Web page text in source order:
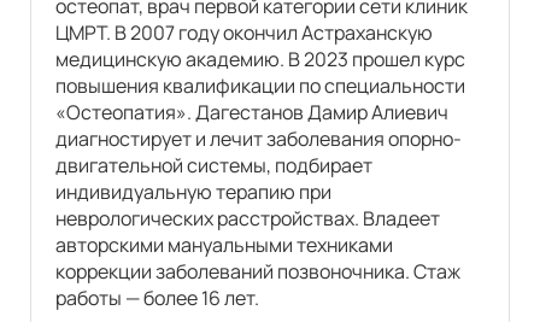
остеопат, врач первой категории сети клиник
ЦМРТ. В 2007 году окончил Астраханскую
медицинскую академию. В 2023 прошел курс
повышения квалификации по специальности
«Остеопатия». Дагестанов Дамир Алиевич
диагностирует и лечит заболевания опорно-
двигательной системы, подбирает
индивидуальную терапию при
неврологических расстройствах. Владеет
авторскими мануальными техниками
коррекции заболеваний позвоночника. Стаж
работы — более 16 лет.